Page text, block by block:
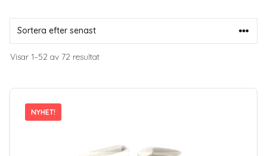
Visar 1–52 av 72 resultatSortera
NYHET!
NYHET!